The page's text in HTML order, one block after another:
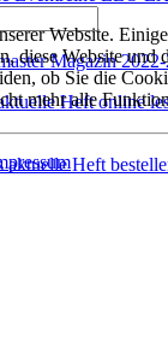
Heft online
aktuelle Heft
Website.
diese Website
ob Sie die
mehr alle